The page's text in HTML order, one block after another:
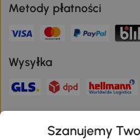
Metody płatności
Wysyłka
Szanujemy